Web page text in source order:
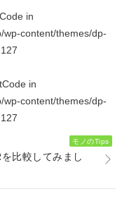
in
content/themes/dp-
127
in
content/themes/dp-
127
モノのTips
比較してみまし